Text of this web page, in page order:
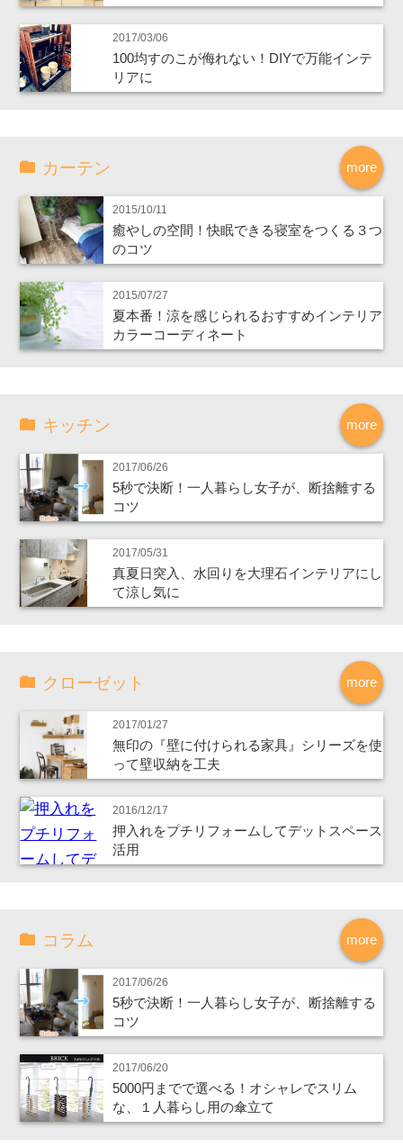
2017/03/06
100均すのこが侮れない！DIYで万能インテ
リアに
more
カーテン
2015/10/11
癒やしの空間！快眠できる寝室をつくる３つ
のコツ
2015/07/27
夏本番！涼を感じられるおすすめインテリア
カラーコーディネート
more
キッチン
2017/06/26
5秒で決断！一人暮らし女子が、断捨離する
コツ
2017/05/31
真夏日突入、水回りを大理石インテリアにし
て涼し気に
more
クローゼット
2017/01/27
無印の『壁に付けられる家具』シリーズを使
って壁収納を工夫
2016/12/17
押入れをプチリフォームしてデットスペース
活用
more
コラム
2017/06/26
5秒で決断！一人暮らし女子が、断捨離する
コツ
2017/06/20
5000円までで選べる！オシャレでスリム
な、１人暮らし用の傘立て